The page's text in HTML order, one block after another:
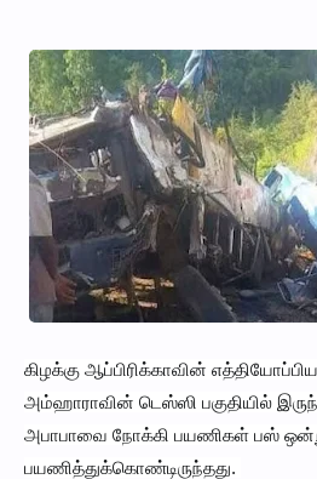
கிழக்கு ஆப்பிரிக்காவின்
அம்ஹாராவின் டெஸ்ஸி பகுதியில்
அபாபாவை நோக்கி பயணிகள் பஸ்
பயணித்துக்கொண்டிருந்தது.